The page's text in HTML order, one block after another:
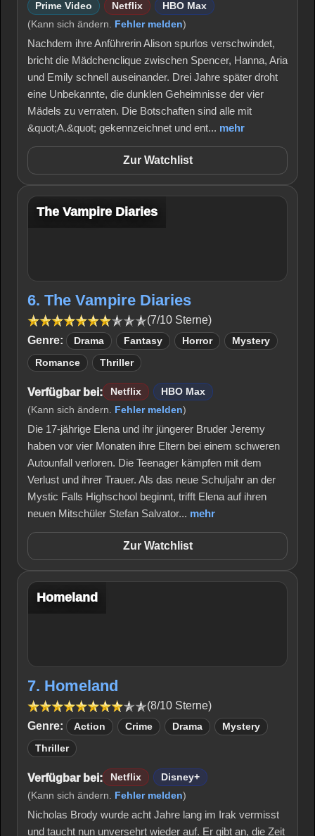
Prime Video Netflix
HBO Max
(Kann sich ändern. Fehler melden)
Nachdem ihre Anführerin Alison spurlos verschwindet,
bricht die Mädchenclique zwischen Spencer, Hanna, Aria
und Emily schnell auseinander. Drei Jahre später droht
eine Unbekannte, die dunklen Geheimnisse der vier
Mädels zu verraten. Die Botschaften sind alle mit
&quot;A.&quot; gekennzeichnet und ent... mehr
Zur Watchlist
The Vampire Diaries
6. The Vampire Diaries
(7/10 Sterne)
Genre:
Drama Fantasy Horror Mystery
Romance Thriller
Verfügbar bei: Netflix
HBO Max
(Kann sich ändern. Fehler melden)
Die 17-jährige Elena und ihr jüngerer Bruder Jeremy
haben vor vier Monaten ihre Eltern bei einem schweren
Autounfall verloren. Die Teenager kämpfen mit dem
Verlust und ihrer Trauer. Als das neue Schuljahr an der
Mystic Falls Highschool beginnt, trifft Elena auf ihren
neuen Mitschüler Stefan Salvator... mehr
Zur Watchlist
Homeland
7. Homeland
(8/10 Sterne)
Genre:
Action Crime Drama Mystery
Thriller
Verfügbar bei: Netflix
Disney+
(Kann sich ändern. Fehler melden)
Nicholas Brody wurde acht Jahre lang im Irak vermisst
und taucht nun unversehrt wieder auf. Er gibt an, die Zeit